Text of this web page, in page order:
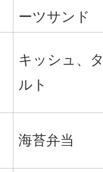
ーツサンド
キッシュ、
ルト
海苔弁当